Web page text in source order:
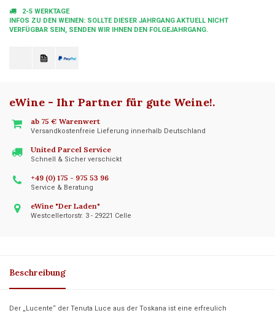
2-5 WERKTAGE
INFOS ZU DEN WEINEN: SOLLTE DIESER JAHRGANG AKTUELL NICHT
VERFÜGBAR SEIN, SENDEN WIR IHNEN DEN FOLGEJAHRGANG.
eWine - Ihr Partner für gute Weine!.
ab 75 € Warenwert
Versandkostenfreie Lieferung innerhalb Deutschland
United Parcel Service
Schnell & Sicher verschickt
+49 (0) 175 - 975 53 96
Service & Beratung
eWine "Der Laden"
Westcellertorstr. 3 - 29221 Celle
Beschreibung
Der „Lucente“ der Tenuta Luce aus der Toskana ist eine erfreulich